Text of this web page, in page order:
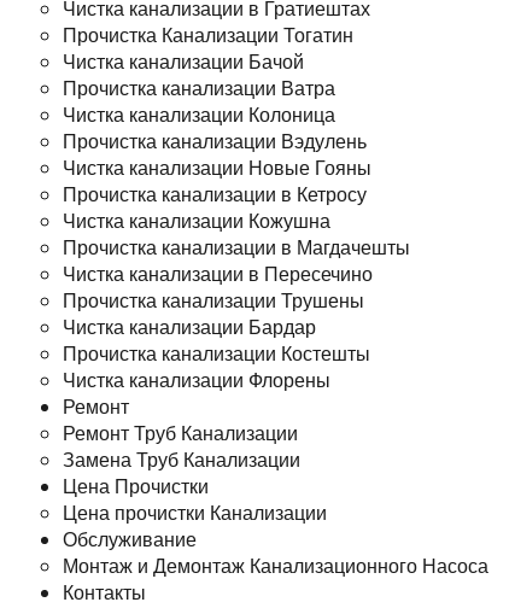
Чистка канализации в Гратиештах
Прочистка Канализации Тогатин
Чистка канализации Бачой
Прочистка канализации Ватра
Чистка канализации Колоница
Прочистка канализации Вэдулень
Чистка канализации Новые Гояны
Прочистка канализации в Кетросу
Чистка канализации Кожушна
Прочистка канализации в Магдачешты
Чистка канализации в Пересечино
Прочистка канализации Трушены
Чистка канализации Бардар
Прочистка канализации Костешты
Чистка канализации Флорены
Ремонт
Ремонт Труб Канализации
Замена Труб Канализации
Цена Прочистки
Цена прочистки Канализации
Обслуживание
Монтаж и Демонтаж Канализационного Насоса
Контакты